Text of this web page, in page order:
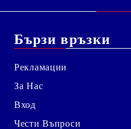
Бързи връзки
Рекламации
За Нас
Вход
Чести Въпроси